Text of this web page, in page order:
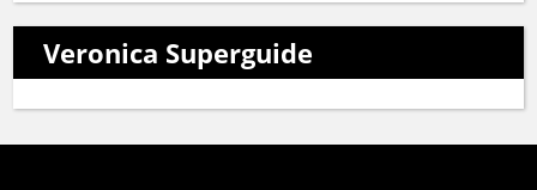
Veronica Superguide